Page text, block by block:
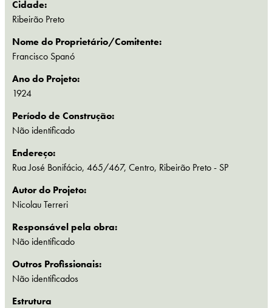
Cidade:
Ribeirão Preto
Nome do Proprietário/Comitente:
Francisco Spanó
Ano do Projeto:
1924
Período de Construção:
Não identificado
Endereço:
Rua José Bonifácio, 465/467, Centro, Ribeirão Preto - SP
Autor do Projeto:
Nicolau Terreri
Responsável pela obra:
Não identificado
Outros Profissionais:
Não identificados
Estrutura